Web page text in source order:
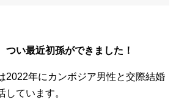
つい最近初孫ができました！
2022年にカンボジア男性と交際結婚
しています。